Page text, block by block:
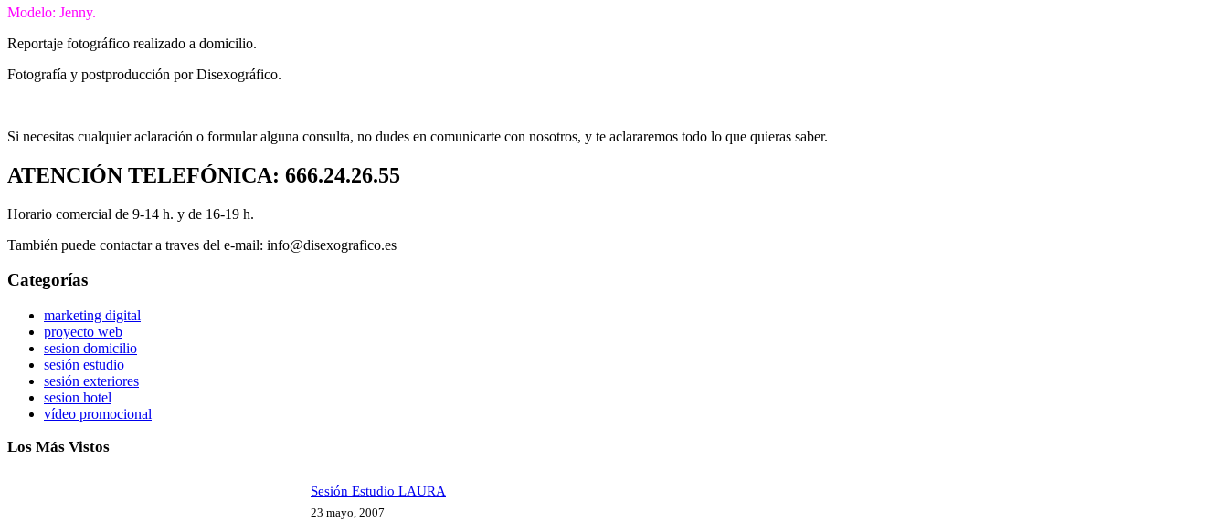
Modelo: Jenny.
Reportaje fotográfico realizado a domicilio.
Fotografía y postproducción por Disexográfico.
Si necesitas cualquier aclaración o formular alguna consulta, no dudes en comunicarte con nosotros, y te aclararemos todo lo que quieras saber.
ATENCIÓN TELEFÓNICA: 666.24.26.55
Horario comercial de 9-14 h. y de 16-19 h.
También puede contactar a traves del e-mail: info@disexografico.es
Categorías
marketing digital
proyecto web
sesion domicilio
sesión estudio
sesión exteriores
sesion hotel
vídeo promocional
Los Más Vistos
Sesión Estudio LAURA
23 mayo, 2007